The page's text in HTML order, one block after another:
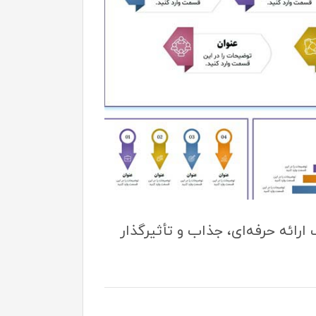
حرفه‌ای، جذاب و تأثیرگذار